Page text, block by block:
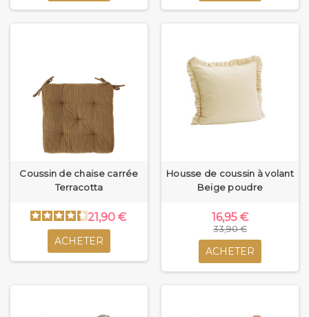
Coussin de chaise carrée
Terracotta
21,90 €
ACHETER
Housse de coussin à volant
Beige poudre
16,95 €
33,90 €
ACHETER